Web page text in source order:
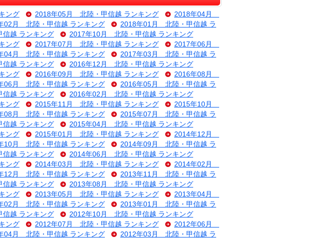
ング 2018年05月 北陸・甲信越 ランキング
2018年04月
02月 北陸・甲信越 ランキング
2018年01月 北陸・甲信越 ラ
越 ランキング
2017年10月 北陸・甲信越 ランキング
ング 2017年07月 北陸・甲信越 ランキング
2017年06月
04月 北陸・甲信越 ランキング
2017年03月 北陸・甲信越 ラ
越 ランキング
2016年12月 北陸・甲信越 ランキング
ング 2016年09月 北陸・甲信越 ランキング
2016年08月
06月 北陸・甲信越 ランキング
2016年05月 北陸・甲信越 ラ
越 ランキング
2016年02月 北陸・甲信越 ランキング
ング 2015年11月 北陸・甲信越 ランキング
2015年10月
08月 北陸・甲信越 ランキング
2015年07月 北陸・甲信越 ラ
越 ランキング
2015年04月 北陸・甲信越 ランキング
ング 2015年01月 北陸・甲信越 ランキング
2014年12月
10月 北陸・甲信越 ランキング
2014年09月 北陸・甲信越 ラ
越 ランキング
2014年06月 北陸・甲信越 ランキング
ング 2014年03月 北陸・甲信越 ランキング
2014年02月
12月 北陸・甲信越 ランキング
2013年11月 北陸・甲信越 ラ
越 ランキング
2013年08月 北陸・甲信越 ランキング
ング 2013年05月 北陸・甲信越 ランキング
2013年04月
02月 北陸・甲信越 ランキング
2013年01月 北陸・甲信越 ラ
越 ランキング
2012年10月 北陸・甲信越 ランキング
ング 2012年07月 北陸・甲信越 ランキング
2012年06月
04月 北陸・甲信越 ランキング
2012年03月 北陸・甲信越 ラ